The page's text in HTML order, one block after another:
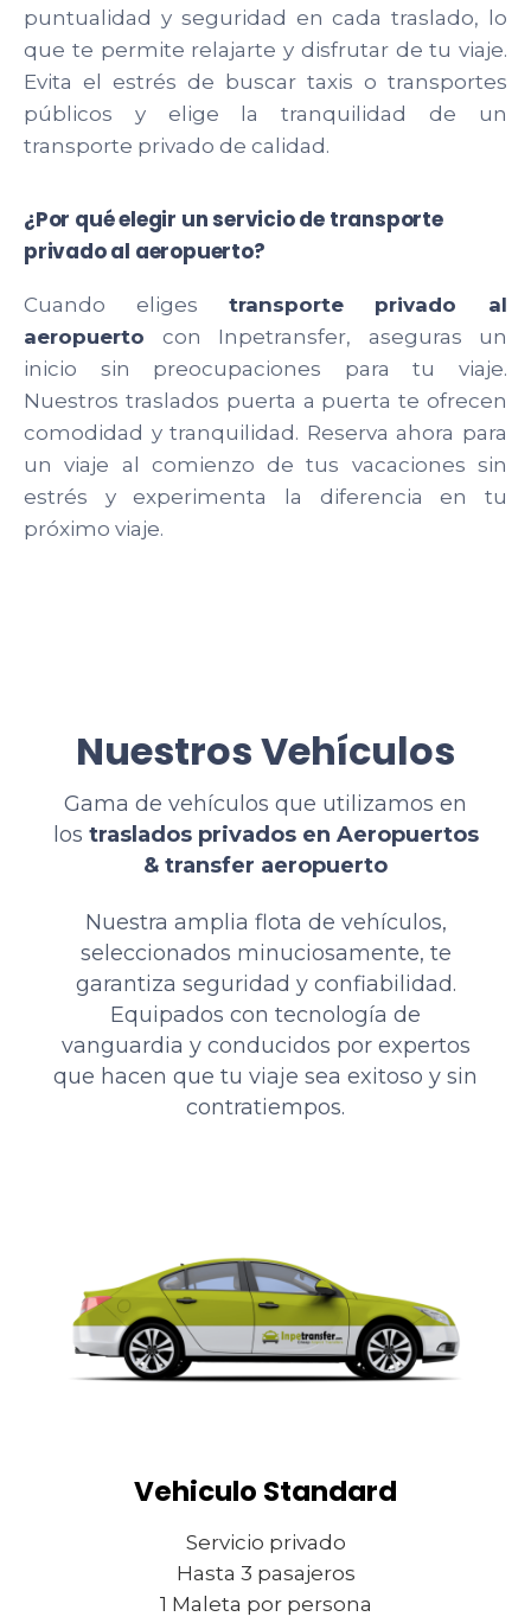
puntualidad y seguridad en cada traslado, lo
que te permite relajarte y disfrutar de tu viaje.
Evita el estrés de buscar taxis o transportes
públicos y elige la tranquilidad de un
transporte privado de calidad.
¿Por qué elegir un servicio de transporte
privado al aeropuerto?
Cuando eliges transporte privado al
aeropuerto con Inpetransfer, aseguras un
inicio sin preocupaciones para tu viaje.
Nuestros traslados puerta a puerta te ofrecen
comodidad y tranquilidad. Reserva ahora para
un viaje al comienzo de tus vacaciones sin
estrés y experimenta la diferencia en tu
próximo viaje.
Nuestros Vehículos
Gama de vehículos que utilizamos en
los traslados privados en Aeropuertos
& transfer aeropuerto
Nuestra amplia flota de vehículos,
seleccionados minuciosamente, te
garantiza seguridad y confiabilidad.
Equipados con tecnología de
vanguardia y conducidos por expertos
que hacen que tu viaje sea exitoso y sin
contratiempos.
Vehiculo Standard
Servicio privado
Hasta 3 pasajeros
1 Maleta por persona